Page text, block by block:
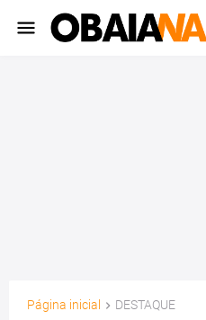
Página inicial DESTAQUE